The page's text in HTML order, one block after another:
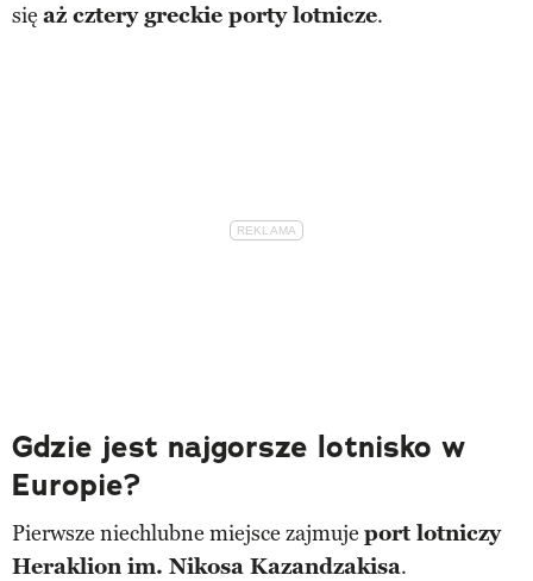
się aż cztery greckie porty lotnicze.
Gdzie jest najgorsze lotnisko w
Europie?
Pierwsze niechlubne miejsce zajmuje port lotniczy
Heraklion im. Nikosa Kazandzakisa.